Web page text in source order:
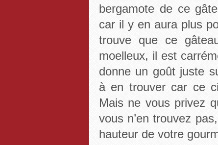
bergamote de ce
car il y en aura plus
trouve que ce
moelleux, il est
donne un goût juste
à en trouver car ce
Mais ne vous privez
vous n’en trouvez
hauteur de votre